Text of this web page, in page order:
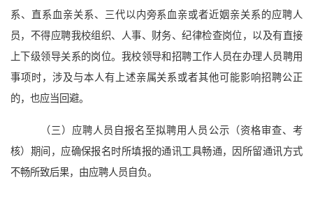
系、直系血亲关系、三代以内旁系血亲或者近姻亲关系的应聘人
员，不得应聘我校组织、人事、财务、纪律检查岗位，以及有直接
上下级领导关系的岗位。我校领导和招聘工作人员在办理人员聘用
事项时，涉及与本人有上述亲属关系或者其他可能影响招聘公正
的，也应当回避。
（三）应聘人员自报名至拟聘用人员公示（资格审查、考
核）期间，应确保报名时所填报的通讯工具畅通，因所留通讯方式
不畅所致后果，由应聘人员自负。